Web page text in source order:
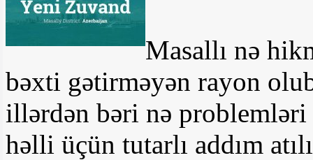
Masallı nə
bəxti gətirməyən rayon
illərdən bəri nə
həlli üçün tutarlı addım